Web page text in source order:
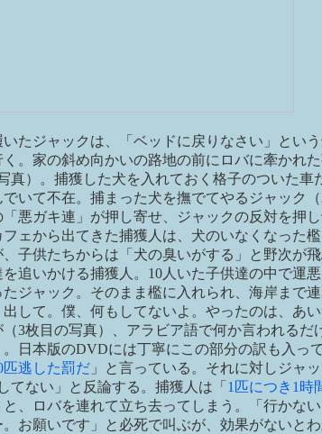
たジャックは、「ベッドに戻りなさい」とい
。家の斜め向かいの路地の前にロバに牽かれ
真）。捕獲した犬を入れておく格子のついた車
いて不在。捕まった犬を撫でてやるジャック
悪ガキ連」が押し寄せ、ジャックの反対を押
ェから出てきた捕獲人は、犬のいなくなった檻
子供たちからは「犬の臭いがする」と野次が
追いかける捕獲人。10人いた子供達の中で運
ジャック。そのまま檻に入れられ、海岸まで
して。僕、何もしてないよ。やったのは、あい
3枚目の写真）、アラビア語で何か言われるだ
日本版のDVDには丁寧にこの部分の訳も入っ
匹逃した罰だ 」と言っている。それに対しジャッ
てない」と反論する。捕獲人は「 1匹につき1時
と、ロバを連れて立ち去ってしまう。「行かな
お願いです」と必死で叫ぶが、効果がないとわ